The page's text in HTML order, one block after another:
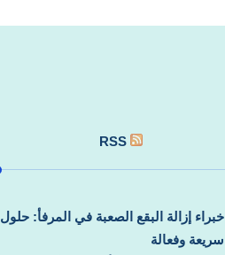
RSS
خبراء إزالة البقع الصعبة في المرفأ: حلول
سريعة وفعالة